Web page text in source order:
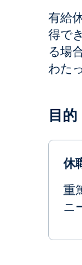
有給
得で
る場
わた
目的
休
重
ニ